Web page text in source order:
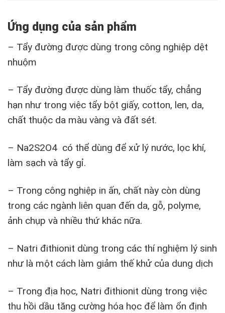
Ứng dụng của sản phẩm
– Tẩy đường được dùng trong công nghiệp dệt
nhuộm
– Tẩy đường được dùng làm thuốc tẩy, chẳng
hạn như trong việc tẩy bột giấy, cotton, len, da,
chất thuộc da màu vàng và đất sét.
– Na2S2O4 có thể dùng để xử lý nước, lọc khí,
làm sạch và tẩy gỉ.
– Trong công nghiệp in ấn, chất này còn dùng
trong các ngành liên quan đến da, gỗ, polyme,
ảnh chụp và nhiều thứ khác nữa.
– Natri đithionit dùng trong các thí nghiệm lý sinh
như là một cách làm giảm thế khử của dung dịch
– Trong địa học, Natri đithionit dùng trong việc
thu hồi dầu tăng cường hóa học để làm ổn định